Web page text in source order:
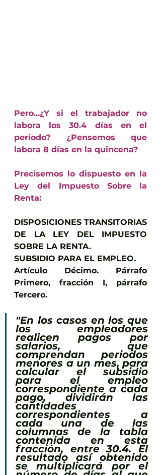
Pero...¿Y si el trabajador no
labora los 30.4 días en el
periodo? ¿Pensemos que
labora 8 días en la quincena?
Precisemos lo dispuesto en la
Ley del Impuesto Sobre la
Renta:
DISPOSICIONES TRANSITORIAS
DE LA LEY DEL IMPUESTO
SOBRE LA RENTA.
SUBSIDIO PARA EL EMPLEO.
Artículo Décimo. Párrafo
Primero, fracción I, párrafo
Tercero.
"En los casos en los que
los empleadores
realicen pagos por
salarios, que
comprendan periodos
menores a un mes, para
calcular el subsidio
para el empleo
correspondiente a cada
pago, dividirán las
cantidades
correspondientes a
cada una de las
columnas de la tabla
contenida en esta
fracción, entre 30.4. El
resultado así obtenido
se multiplicará por el